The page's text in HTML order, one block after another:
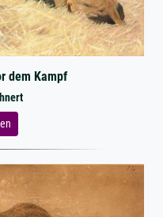
dem Kampf